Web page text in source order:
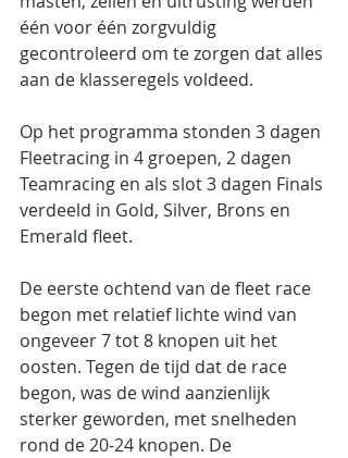
één voor één zorgvuldig
gecontroleerd om te zorgen dat alles
aan de klasseregels voldeed.
Op het programma stonden 3 dagen
Fleetracing in 4 groepen, 2 dagen
Teamracing en als slot 3 dagen Finals
verdeeld in Gold, Silver, Brons en
Emerald fleet.
De eerste ochtend van de fleet race
begon met relatief lichte wind van
ongeveer 7 tot 8 knopen uit het
oosten. Tegen de tijd dat de race
begon, was de wind aanzienlijk
sterker geworden, met snelheden
rond de 20-24 knopen. De